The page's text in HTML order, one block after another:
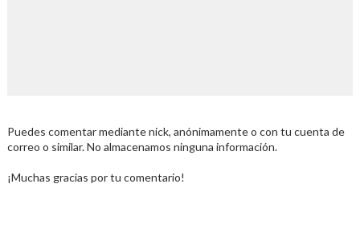
Puedes comentar mediante nick, anónimamente o con tu cuenta de
correo o similar. No almacenamos ninguna información.
¡Muchas gracias por tu comentario!